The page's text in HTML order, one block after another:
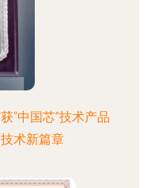
“中国芯”技术产品
术新篇章